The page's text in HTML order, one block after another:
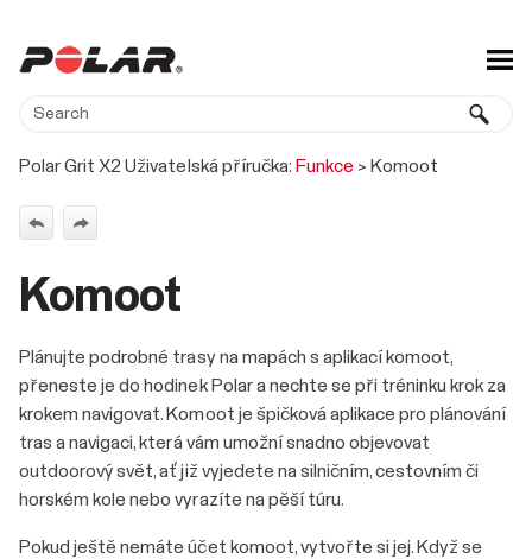
Skip To Main Content
Polar Grit X2 Uživatelská příručka: Funkce > Komoot
Komoot
Plánujte podrobné trasy na mapách s aplikací komoot,
přeneste je do hodinek Polar a nechte se při tréninku krok za
krokem navigovat. Komoot je špičková aplikace pro plánování
tras a navigaci, která vám umožní snadno objevovat
outdoorový svět, ať již vyjedete na silničním, cestovním či
horském kole nebo vyrazíte na pěší túru.
Pokud ještě nemáte účet komoot, vytvořte si jej. Když se